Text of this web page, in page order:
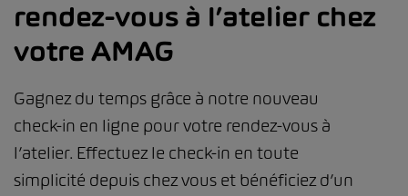
rendez-vous à l’atelier chez
votre AMAG
Gagnez du temps grâce à notre nouveau
check-in en ligne pour votre rendez-vous à
l’atelier. Effectuez le check-in en toute
simplicité depuis chez vous et bénéficiez d’un